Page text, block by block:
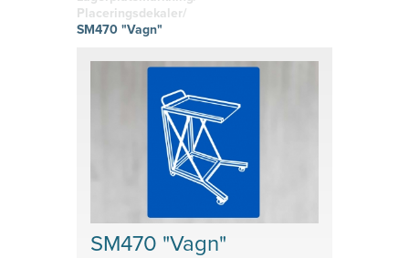
vinyl
Självhäftand
e eller
Prisvärda
hitta den
rätta
Skyltklämmor
Medicinsk Skyddsutrustning
Tillbehör ESL enheter
Placeringsdekaler/
SM470 "Vagn"
SM470 "Vagn"